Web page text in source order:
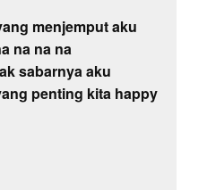
menjemput aku
na na na
sabarnya aku
penting kita happy